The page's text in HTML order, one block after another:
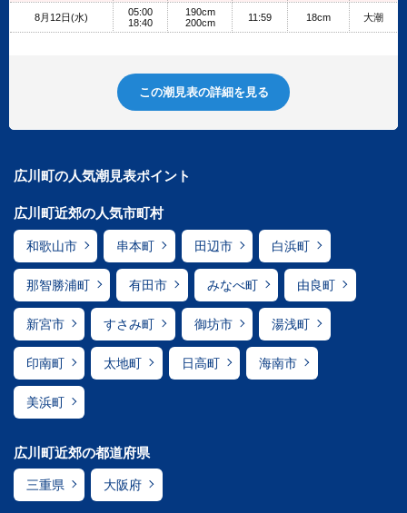
8月12日(水)
05:00
18:40
190cm
200cm
11:59 18cm 大潮
この潮見表の詳細を見る
広川町の人気潮見表ポイント
広川町近郊の人気市町村
和歌山市 串本町 田辺市 白浜町
那智勝浦町 有田市 みなべ町 由良町
新宮市 すさみ町 御坊市 湯浅町
印南町 太地町 日高町 海南市
美浜町
広川町近郊の都道府県
三重県 大阪府